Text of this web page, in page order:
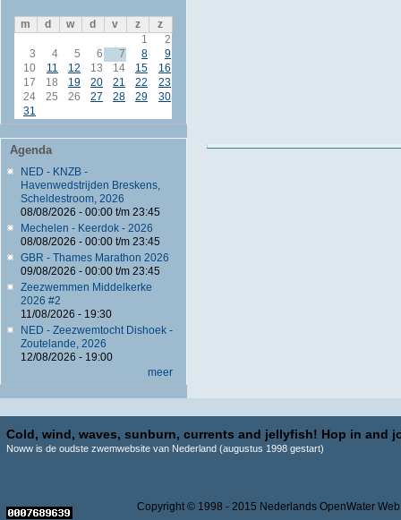
m d w d v z
z
1
2
3
4 5 6 7 8
9
10
11 12 13 14 15
16
17
18 19 20 21 22
23
24
25 26 27 28 29
30
31
Agenda
NED - KNZB -
Havenwedstrijden Breskens,
Scheldestroom, 2026
08/08/2026 - 00:00t/m 23:45
Mechelen - Keerdok - 2026
08/08/2026 - 00:00t/m 23:45
GBR - Thames Marathon 2026
09/08/2026 - 00:00t/m 23:45
Zeezwemmen Middelkerke
2026 #2
11/08/2026 - 19:30
NED - Zeezwemtocht Dishoek -
Zoutelande, 2026
12/08/2026 - 19:00
meer
Cold, wind, waves, sunburn, currents and jellyfish! Hop in and
Noww is de oudste zwemwebsite van Nederland (augustus 1998 gestart)
Copyright © 1998 - 2015 Nederlands OpenWater